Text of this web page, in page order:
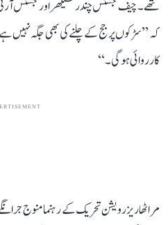
تھے۔ چیف جسٹس چندرشیکھر اور جسٹس
کہ ’’سڑکوں پر جج کے چلنے کی بھی جگہ نہیں
کارروائی ہوگی۔‘‘
مراٹھا ریزرویشن تحریک کے رہنما منوج